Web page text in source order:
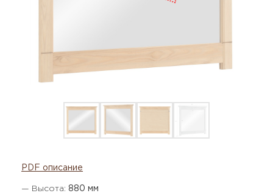
PDF описание
— Высота: 880 мм